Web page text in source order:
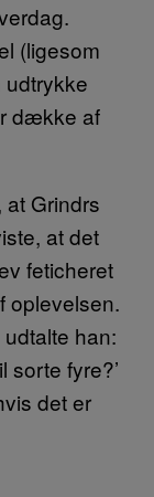
(ligesom
dække af
Grindrs
at det
feticheret
oplevelsen.
han:
sorte fyre?’
det er